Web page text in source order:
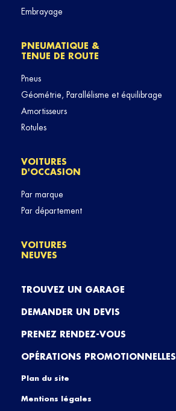
Embrayage
PNEUMATIQUE &
TENUE DE ROUTE
Pneus
Géométrie, Parallélisme et équilibrage
Amortisseurs
Rotules
VOITURES
D'OCCASION
Par marque
Par département
VOITURES
NEUVES
TROUVEZ UN GARAGE
DEMANDER UN DEVIS
PRENEZ RENDEZ-VOUS
OPÉRATIONS PROMOTIONNELLES
Plan du site
Mentions légales